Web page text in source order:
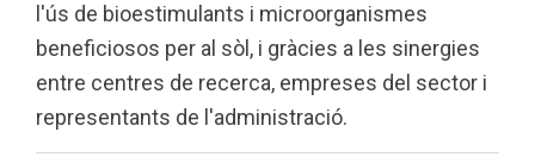
l'ús de bioestimulants i microorganismes
beneficiosos per al sòl, i gràcies a les sinergies
entre centres de recerca, empreses del sector i
representants de l'administració.